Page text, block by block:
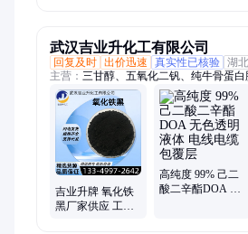
武汉吉业升化工有限公司
回复及时 出价迅速 真实性已核验 湖
主营： 三甘醇、五氧化二钒、纯牛骨蛋白
乳液、苄基胂酸、漂粉精、苯甲醇、草
钾、次氯酸钙、钯碳、草酸钛钾、粘土
醛、碳酸钡、硝酸异辛酯、二甲基二硫
铅、氯化锌、松醇油、磺化油、氟化氢钾
吉业升牌 氧化铁
黑厂家供应 工业
高纯度 99% 己二
酸二辛酯DOA 无